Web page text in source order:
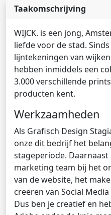
Taakomschrijving
WIJCK. is een jong,
liefde voor de stad.
lijntekeningen van
hebben inmiddels een
3.000 verschillende
producten kent.
Werkzaamheden
Als Grafisch Design
onze dit bedrijf het
stageperiode.
marketing team bij het
van de website, het
creëren van Social
Dus ben je creatief en